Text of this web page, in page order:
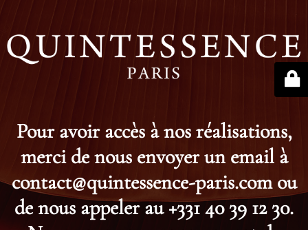
Pour avoir accès à nos réalisations,
merci de nous envoyer un email à
contact@quintessence-paris.com ou
de nous appeler au +331 40 39 12 30.